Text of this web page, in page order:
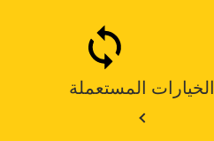
الخيارات المستعملة